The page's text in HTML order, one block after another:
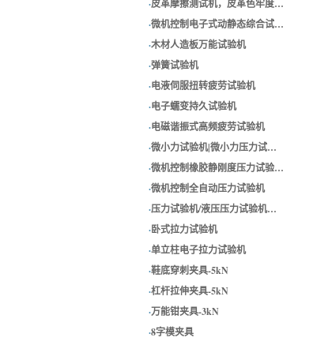
·皮革摩擦测试机，皮革色牢度…
·微机控制电子式动静态综合试…
·木材人造板万能试验机
·弹簧试验机
·电液伺服扭转疲劳试验机
·电子蠕变持久试验机
·电磁谐振式高频疲劳试验机
·微小力试验机|微小力压力试…
·微机控制橡胶静刚度压力试验…
·微机控制全自动压力试验机
·压力试验机/液压压力试验机…
·卧式拉力试验机
·单立柱电子拉力试验机
·鞋底穿刺夹具-5kN
·杠杆拉伸夹具-5kN
·万能钳夹具-3kN
·8字模夹具